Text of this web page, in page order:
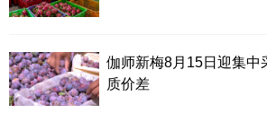
伽师新梅8月15日迎集中
质价差